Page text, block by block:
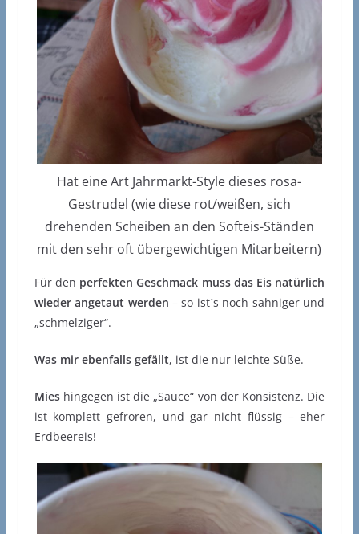
Hat eine Art Jahrmarkt-Style dieses rosa-
Gestrudel (wie diese rot/weißen, sich
drehenden Scheiben an den Softeis-Ständen
mit den sehr oft übergewichtigen Mitarbeitern)
Für den perfekten Geschmack muss das Eis natürlich
wieder angetaut werden – so ist´s noch sahniger und
„schmelziger“.
Was mir ebenfalls gefällt, ist die nur leichte Süße.
Mieshingegen ist die „Sauce“ von der Konsistenz. Die
ist komplett gefroren, und gar nicht flüssig – eher
Erdbeereis!